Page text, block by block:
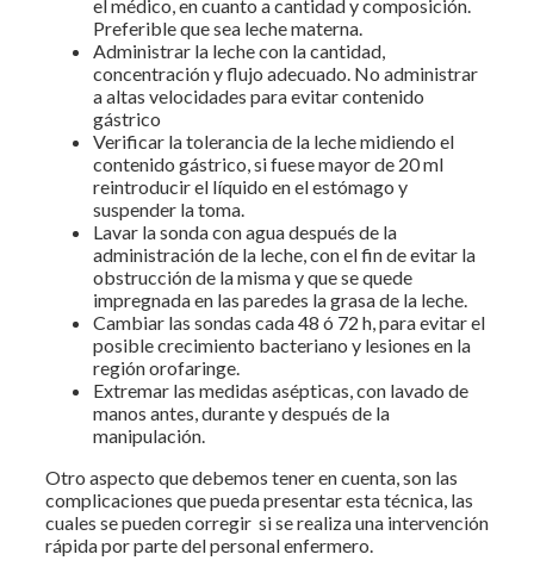
el médico, en cuanto a cantidad y composición.
Preferible que sea leche materna.
Administrar la leche con la cantidad,
concentración y flujo adecuado. No administrar
a altas velocidades para evitar contenido
gástrico
Verificar la tolerancia de la leche midiendo el
contenido gástrico, si fuese mayor de 20 ml
reintroducir el líquido en el estómago y
suspender la toma.
Lavar la sonda con agua después de la
administración de la leche, con el fin de evitar la
obstrucción de la misma y que se quede
impregnada en las paredes la grasa de la leche.
Cambiar las sondas cada 48 ó 72 h, para evitar el
posible crecimiento bacteriano y lesiones en la
región orofaringe.
Extremar las medidas asépticas, con lavado de
manos antes, durante y después de la
manipulación.
Otro aspecto que debemos tener en cuenta, son las
complicaciones que pueda presentar esta técnica, las
cuales se pueden corregir si se realiza una intervención
rápida por parte del personal enfermero.